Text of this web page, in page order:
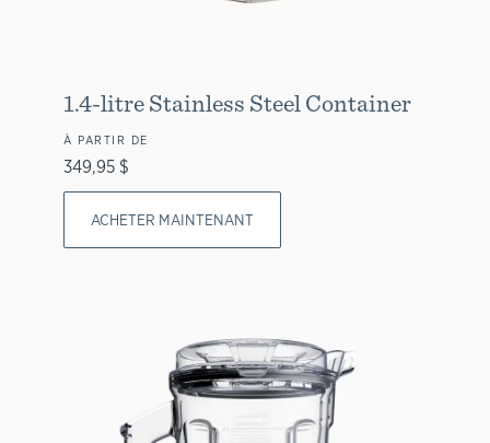
1.4-litre Stainless Steel Container
À PARTIR DE
349,95 $
ACHETER MAINTENANT